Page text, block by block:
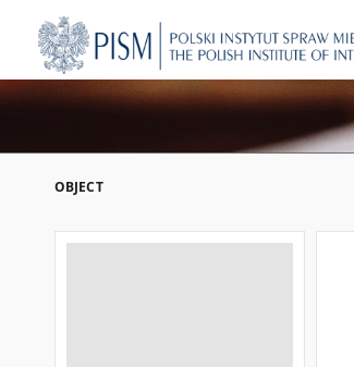
OBJECT